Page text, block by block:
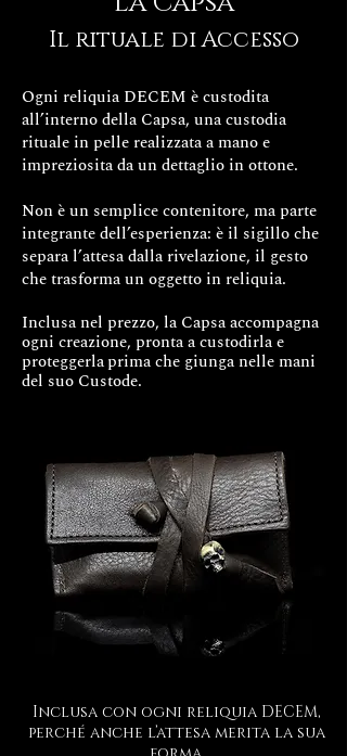
esclusivo gioiello Decem sono di
circa 15/20 giorni lavorativi.
Il rituale di Accesso
Ogni reliquia DECEM è custodita
all’interno della Capsa, una custodia
rituale in pelle realizzata a mano e
impreziosita da un dettaglio in ottone.
Non è un semplice contenitore, ma parte
integrante dell’esperienza: è il sigillo che
separa l’attesa dalla rivelazione, il gesto
che trasforma un oggetto in reliquia.
Inclusa nel prezzo, la Capsa accompagna
ogni creazione, pronta a custodirla e
proteggerlaprima che giunga nelle mani
del suo Custode.
Inclusa con ogni reliquia DECEM,
perché anche l’attesa merita la sua